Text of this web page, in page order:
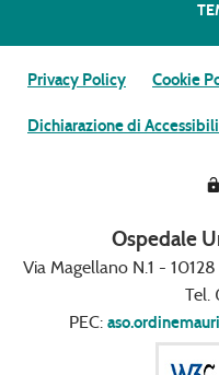
Privacy Policy Cookie
Dichiarazione di
Ospedale
Via Magellano N.1 -
Tel.
PEC: